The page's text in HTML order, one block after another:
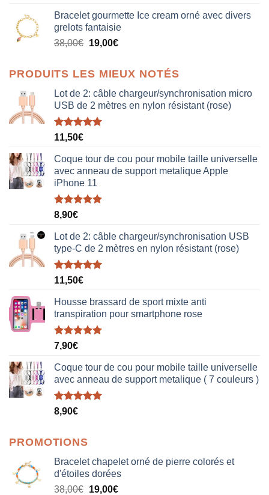
initial
était :
38,00€.
actuel
est :
19,00€.
Bracelet gourmette Ice cream orné avec divers
grelots fantaisie
38,00€ Le
était :
38,00€.
19,00€Le
est :
19,00€.
PRODUITS LES MIEUX NOTÉS
Lot de 2: câble chargeur/synchronisation micro
USB de 2 mètres en nylon résistant (rose)
Note5.00
11,50€
Coque tour de cou pour mobile taille universelle
avec anneau de support metalique Apple
iPhone 11
Note5.00
8,90€
Lot de 2: câble chargeur/synchronisation USB
type-C de 2 mètres en nylon résistant (rose)
Note5.00
11,50€
Housse brassard de sport mixte anti
transpiration pour smartphone rose
Note5.00
7,90€
Coque tour de cou pour mobile taille universelle
avec anneau de support metalique ( 7 couleurs )
Note5.00
8,90€
PROMOTIONS
Bracelet chapelet orné de pierre colorés et
d'étoiles dorées
38,00€ Le
19,00€Le